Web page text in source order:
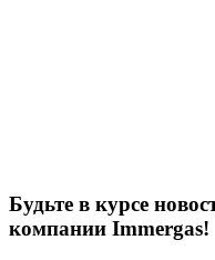
Будьте в курсе
компании Immergas!